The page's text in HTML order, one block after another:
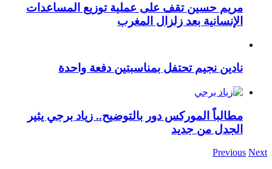
مريم حسين تقف على عملية توزيع المساعدات
الإنسانية بعد زلزال المغرب
نادين نجيم تحتفل بمناسبتين دفعة واحدة
مطالباً الموركس دور بالتوضيح.. زياد برجي يثير
الجدل من جديد
Previous Next